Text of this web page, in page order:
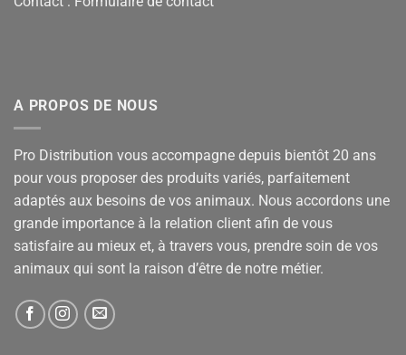
A PROPOS DE NOUS
Pro Distribution vous accompagne depuis bientôt 20 ans
pour vous proposer des produits variés, parfaitement
adaptés aux besoins de vos animaux. Nous accordons une
grande importance à la relation client afin de vous
satisfaire au mieux et, à travers vous, prendre soin de vos
animaux qui sont la raison d’être de notre métier.